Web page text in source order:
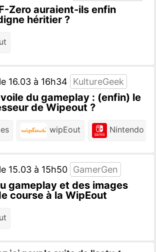
Zero auraient-ils enfin
héritier ?
16.03 à 16h34 KultureGeek
du gameplay : (enfin) le
de Wipeout ?
wipEout Nintendo
15.03 à 15h50 GamerGen
gameplay et des images
course à la WipEout